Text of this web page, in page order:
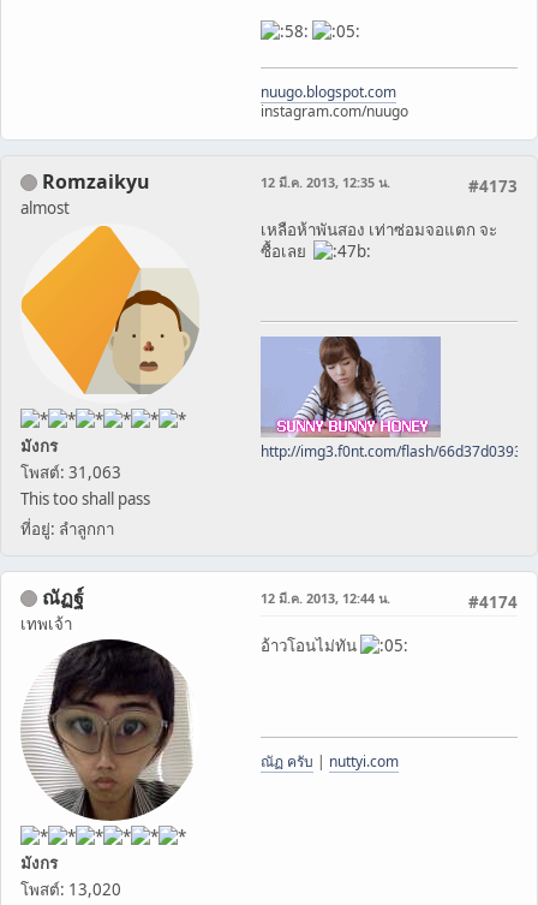
nuugo.blogspot.com
instagram.com/nuugo
Romzaikyu
almost
มังกร
โพสต์: 31,063
This too shall pass
ที่อยู่: ลำลูกกา
#4173
12 มี.ค. 2013, 12:35 น.
เหลือห้าพันสอง เท่าซ่อมจอแตก จะ
ซื้อเลย
http://img3.f0nt.com/flash/
ณัฏฐ์
เทพเจ้า
มังกร
โพสต์: 13,020
#4174
12 มี.ค. 2013, 12:44 น.
อ้าวโอนไม่ทัน
ณัฏ ครับ | nuttyi.com